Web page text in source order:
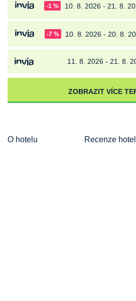
-1 % 10. 8. 2026 - 21. 8.
-7 % 10. 8. 2026 - 20. 8.
11. 8. 2026 - 21. 8.
ZOBRAZIT VÍCE
O hotelu Recenze